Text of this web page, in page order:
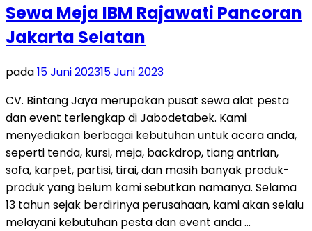
Sewa Meja IBM Rajawati Pancoran
Jakarta Selatan
pada15 Juni 202315 Juni 2023
CV. Bintang Jaya merupakan pusat sewa alat pesta
dan event terlengkap di Jabodetabek. Kami
menyediakan berbagai kebutuhan untuk acara anda,
seperti tenda, kursi, meja, backdrop, tiang antrian,
sofa, karpet, partisi, tirai, dan masih banyak produk-
produk yang belum kami sebutkan namanya. Selama
13 tahun sejak berdirinya perusahaan, kami akan selalu
melayani kebutuhan pesta dan event anda …